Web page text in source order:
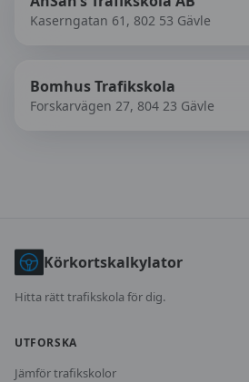
Kaserngatan 61, 802 53 Gävle
Bomhus Trafikskola
Forskarvägen 27, 804 23 Gävle
Körkortskalkylator
Hitta rätt trafikskola för dig.
UTFORSKA
Jämför trafikskolor